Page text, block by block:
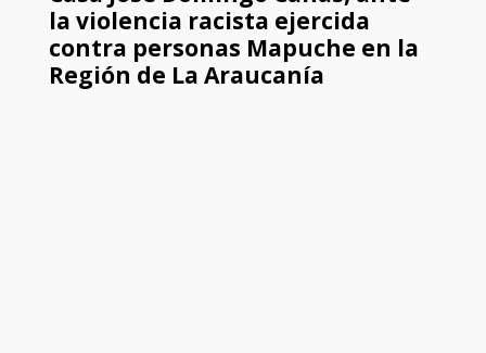
la violencia racista ejercida
contra personas Mapuche en la
Región de La Araucanía